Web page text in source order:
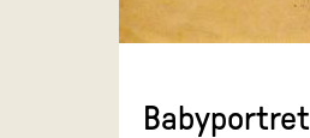
Babyportret